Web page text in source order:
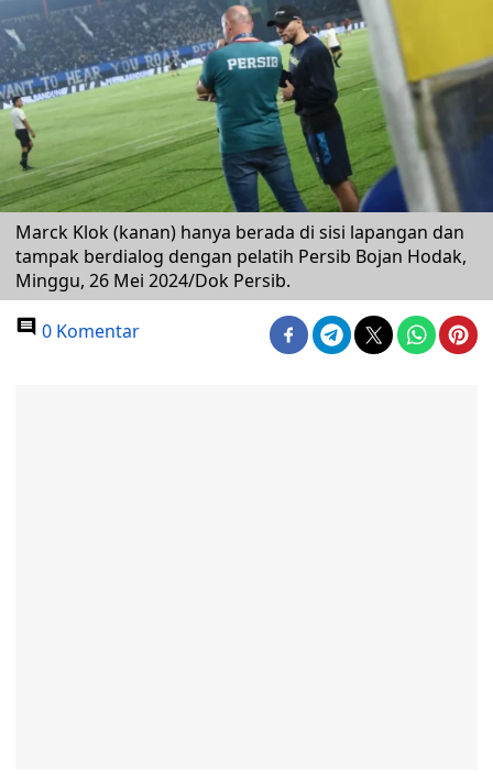
Marck Klok (kanan) hanya berada di sisi lapangan dan
tampak berdialog dengan pelatih Persib Bojan Hodak,
Minggu, 26 Mei 2024/Dok Persib.
0 Komentar